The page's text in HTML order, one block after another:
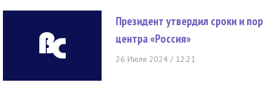
Президент утвердил сроки и
центра «Россия»
26 Июля 2024 / 12:21